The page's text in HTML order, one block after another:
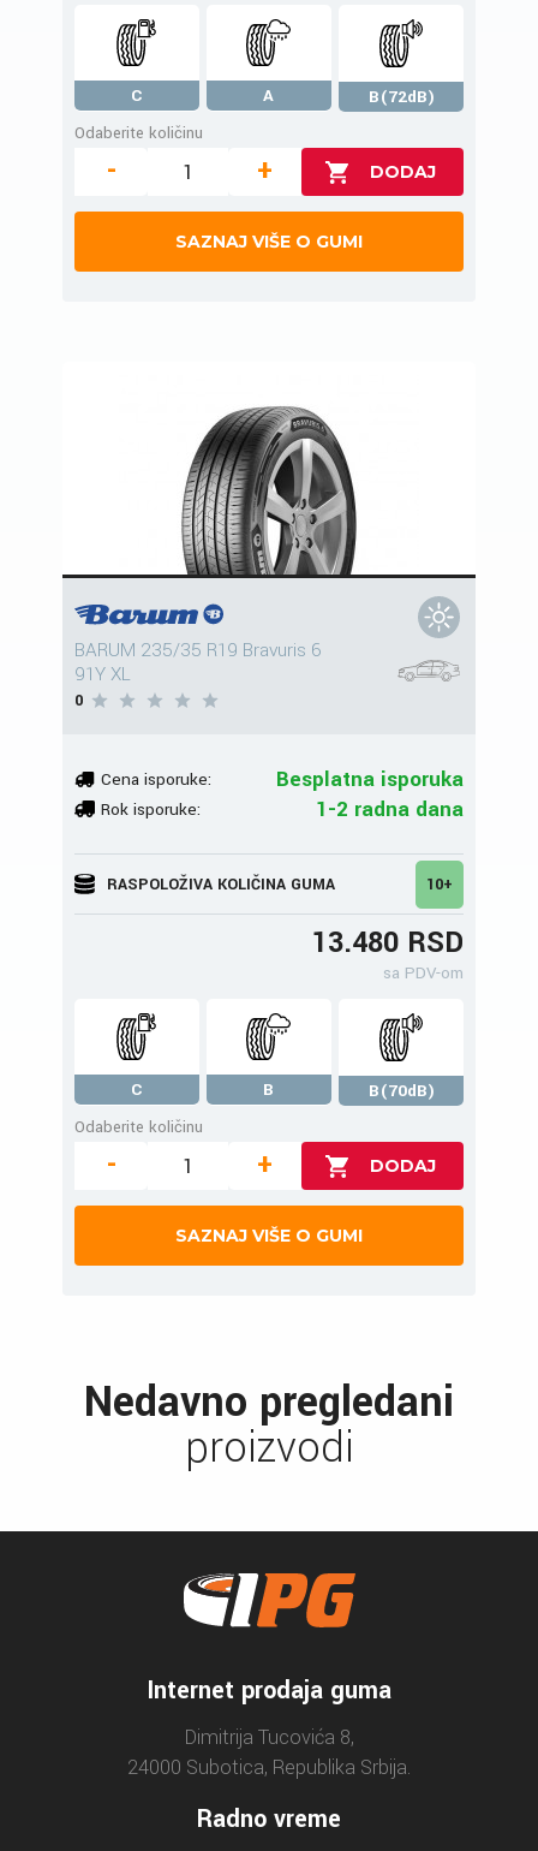
C A
B(72dB)
Odaberite količinu
- +
SAZNAJ VIŠE O GUMI
BARUM 235/35 R19 Bravuris 6
91Y XL
0
Cena isporuke: Besplatna isporuka
Rok isporuke: 1-2 radna dana
RASPOLOŽIVA KOLIČINA GUMA 10+
13.480 RSD
sa PDV-om
C B
B(70dB)
Odaberite količinu
- +
SAZNAJ VIŠE O GUMI
Nedavno pregledani
proizvodi
Internet prodaja guma
Dimitrija Tucovića 8,
24000 Subotica, Republika Srbija.
Radno vreme